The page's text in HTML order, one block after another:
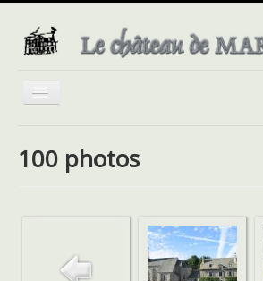
Basculer
la
100 photos